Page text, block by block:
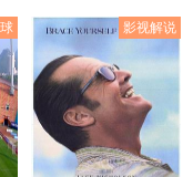
菲律宾女足
20260315
影视解说